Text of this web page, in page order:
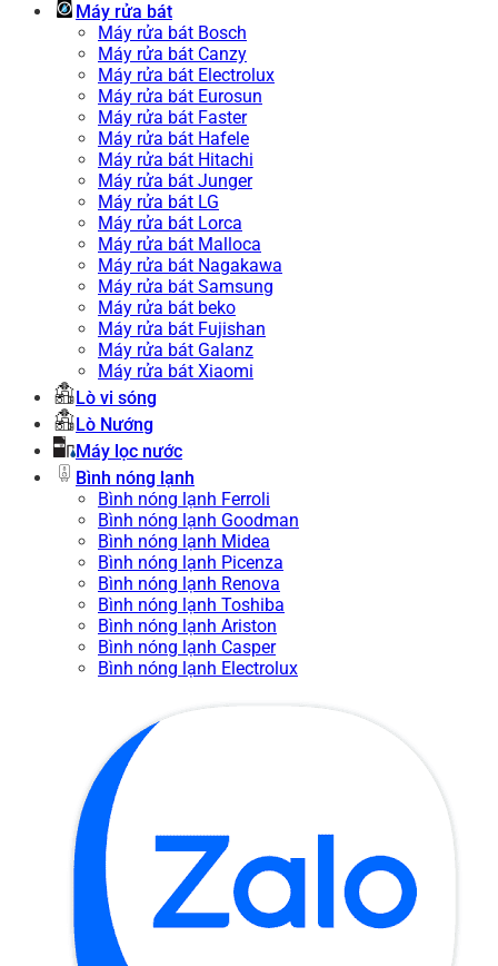
Máy rửa bát
Máy rửa bát Bosch
Máy rửa bát Canzy
Máy rửa bát Electrolux
Máy rửa bát Eurosun
Máy rửa bát Faster
Máy rửa bát Hafele
Máy rửa bát Hitachi
Máy rửa bát Junger
Máy rửa bát LG
Máy rửa bát Lorca
Máy rửa bát Malloca
Máy rửa bát Nagakawa
Máy rửa bát Samsung
Máy rửa bát beko
Máy rửa bát Fujishan
Máy rửa bát Galanz
Máy rửa bát Xiaomi
Lò vi sóng
Lò Nướng
Máy lọc nước
Bình nóng lạnh
Bình nóng lạnh Ferroli
Bình nóng lạnh Goodman
Bình nóng lạnh Midea
Bình nóng lạnh Picenza
Bình nóng lạnh Renova
Bình nóng lạnh Toshiba
Bình nóng lạnh Ariston
Bình nóng lạnh Casper
Bình nóng lạnh Electrolux